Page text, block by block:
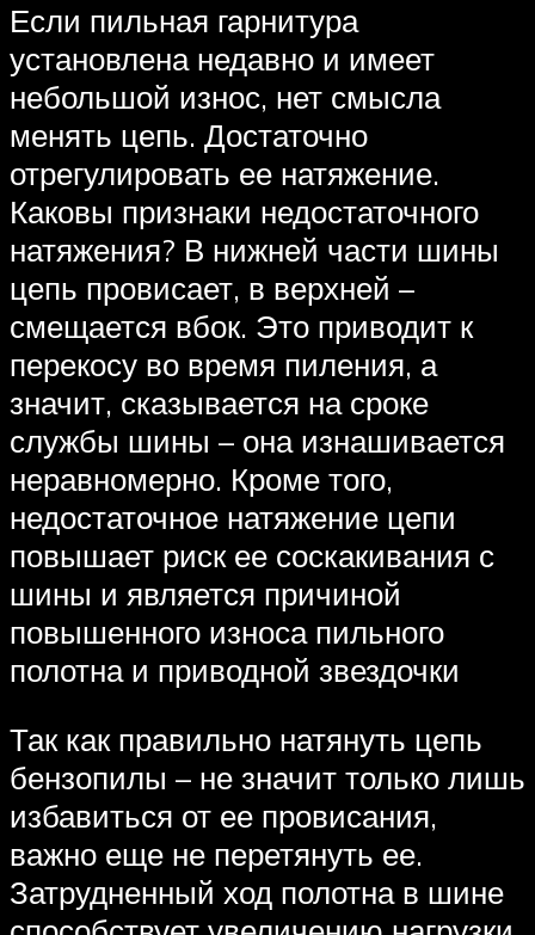
Если пильная гарнитура
установлена недавно и имеет
небольшой износ, нет смысла
менять цепь. Достаточно
отрегулировать ее натяжение.
Каковы признаки недостаточного
натяжения? В нижней части шины
цепь провисает, в верхней –
смещается вбок. Это приводит к
перекосу во время пиления, а
значит, сказывается на сроке
службы шины – она изнашивается
неравномерно. Кроме того,
недостаточное натяжение цепи
повышает риск ее соскакивания с
шины и является причиной
повышенного износа пильного
полотна и приводной звездочки
Так как правильно натянуть цепь
бензопилы – не значит только лишь
избавиться от ее провисания,
важно еще не перетянуть ее.
Затрудненный ход полотна в шине